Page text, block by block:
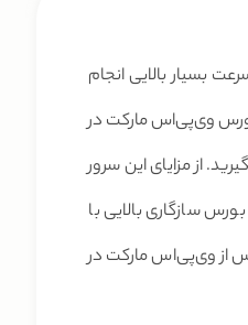
بسیار بالایی انجام
بورس وی‌پی‌اس مارکت در
از مزایای این سرور
سازگاری بالایی با
از وی‌پی‌اس مارکت در